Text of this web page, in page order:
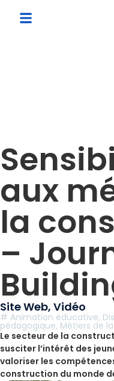
aux
la
–
Site Web, Vidéo
# Animation éducative,
pédagogique, Métiers de
Le secteur de la
susciter l’intérêt des
valoriser les
construction du monde